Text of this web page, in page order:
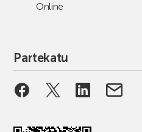
Online
Partekatu